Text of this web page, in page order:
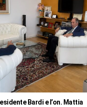
Bardi e l’on. Mattia